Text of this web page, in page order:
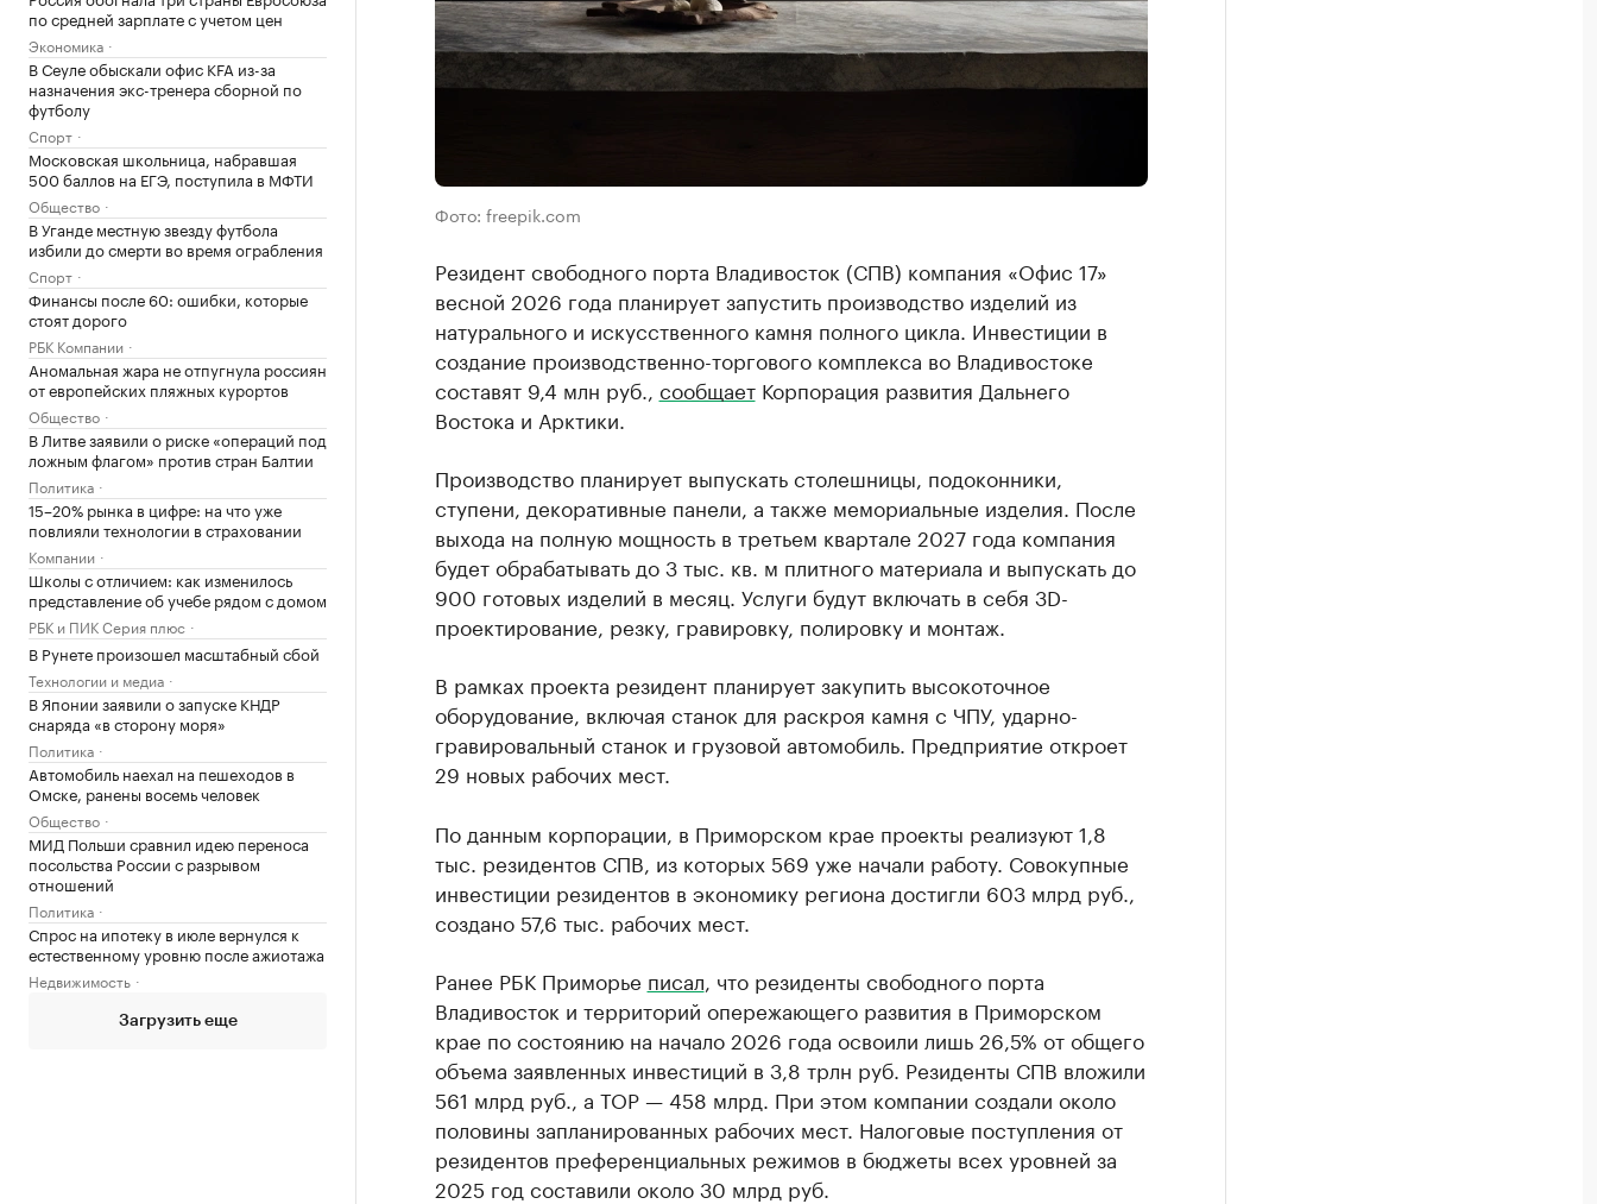
по средней зарплате с учетом цен
Экономика
В Сеуле обыскали офис KFA из-за
назначения экс-тренера сборной по
футболу
Спорт
Московская школьница, набравшая
500 баллов на ЕГЭ, поступила в МФТИ
Общество
В Уганде местную звезду футбола
избили до смерти во время ограбления
Спорт
Финансы после 60: ошибки, которые
стоят дорого
РБК Компании
Аномальная жара не отпугнула россиян
от европейских пляжных курортов
Общество
В Литве заявили о риске «операций под
ложным флагом» против стран Балтии
Политика
15–20% рынка в цифре: на что уже
повлияли технологии в страховании
Компании
Школы с отличием: как изменилось
представление об учебе рядом с домом
РБК и ПИК Серия плюс
В Рунете произошел масштабный сбой
Технологии и медиа
В Японии заявили о запуске КНДР
снаряда «в сторону моря»
Политика
Автомобиль наехал на пешеходов в
Омске, ранены восемь человек
Общество
МИД Польши сравнил идею переноса
посольства России с разрывом
отношений
Политика
Спрос на ипотеку в июле вернулся к
естественному уровню после ажиотажа
Недвижимость
Загрузить еще
Фото: freepik.com
Резидент свободного порта Владивосток (СПВ) компания «Офис 17»
весной 2026 года планирует запустить производство изделий из
натурального и искусственного камня полного цикла. Инвестиции в
создание производственно-торгового комплекса во Владивостоке
составят 9,4 млн руб., сообщаетКорпорация развития Дальнего
Востока и Арктики.
Производство планирует выпускать столешницы, подоконники,
ступени, декоративные панели, а также мемориальные изделия. После
выхода на полную мощность в третьем квартале 2027 года компания
будет обрабатывать до 3 тыс. кв. м плитного материала и выпускать до
900 готовых изделий в месяц. Услуги будут включать в себя 3D-
проектирование, резку, гравировку, полировку и монтаж.
В рамках проекта резидент планирует закупить высокоточное
оборудование, включая станок для раскроя камня с ЧПУ, ударно-
гравировальный станок и грузовой автомобиль. Предприятие откроет
29 новых рабочих мест.
По данным корпорации, в Приморском крае проекты реализуют 1,8
тыс. резидентов СПВ, из которых 569 уже начали работу. Совокупные
инвестиции резидентов в экономику региона достигли 603 млрд руб.,
создано 57,6 тыс. рабочих мест.
Ранее РБК Приморье писал , что резиденты свободного порта
Владивосток и территорий опережающего развития в Приморском
крае по состоянию на начало 2026 года освоили лишь 26,5% от общего
объема заявленных инвестиций в 3,8 трлн руб. Резиденты СПВ вложили
561 млрд руб., а ТОР — 458 млрд. При этом компании создали около
половины запланированных рабочих мест. Налоговые поступления от
резидентов преференциальных режимов в бюджеты всех уровней за
2025 год составили около 30 млрд руб.